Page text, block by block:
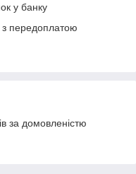
у банку
передоплатою
за домовленістю